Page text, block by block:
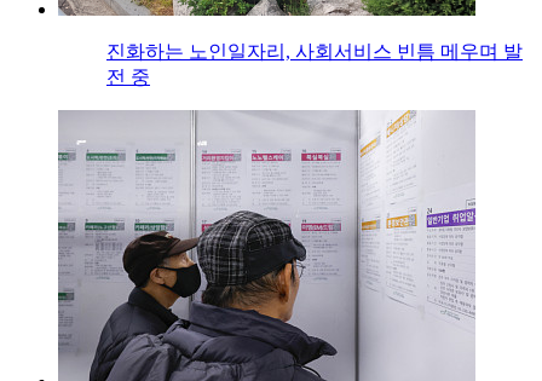
진화하는 노인일자리, 사회서비스 빈틈 메우며 발
전 중